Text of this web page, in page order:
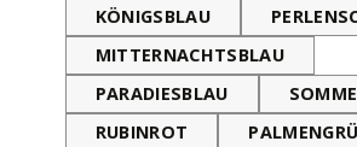
KÖNIGSBLAU
MITTERNACHTSBLAU
PARADIESBLAU
RUBINROT